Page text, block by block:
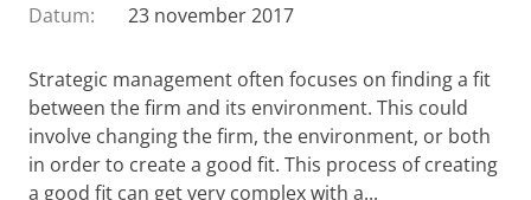
Datum: 23 november 2017
Strategic management often focuses on finding a fit
between the firm and its environment. This could
involve changing the firm, the environment, or both
in order to create a good fit. This process of creating
a good fit can get very complex with a...